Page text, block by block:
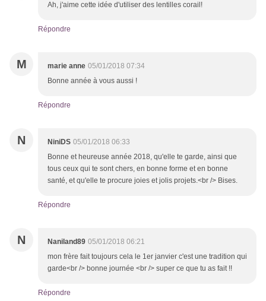
Ah, j'aime cette idée d'utiliser des lentilles corail!
Répondre
M marie anne 05/01/2018 07:34
Bonne année à vous aussi !
Répondre
N NiniDS 05/01/2018 06:33
Bonne et heureuse année 2018, qu'elle te garde, ainsi que
tous ceux qui te sont chers, en bonne forme et en bonne
santé, et qu'elle te procure joies et jolis projets.<br /> Bises.
Répondre
N Naniland89 05/01/2018 06:21
mon frère fait toujours cela le 1er janvier c'est une tradition qui
garde<br /> bonne journée <br /> super ce que tu as fait !!
Répondre